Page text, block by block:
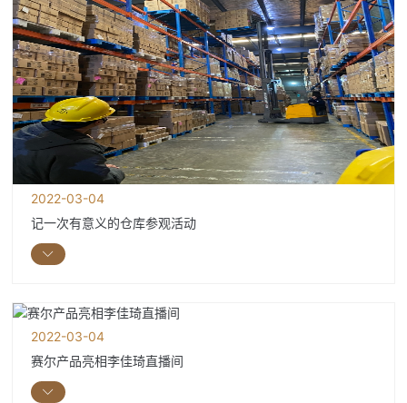
2022-03-04
记一次有意义的仓库参观活动
2022-03-04
赛尔产品亮相李佳琦直播间